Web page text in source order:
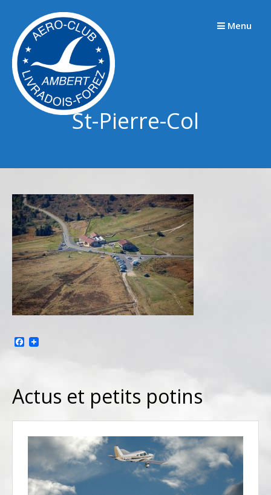
contenu
Menu
St-Pierre-Col
Facebook
Actus et petits potins